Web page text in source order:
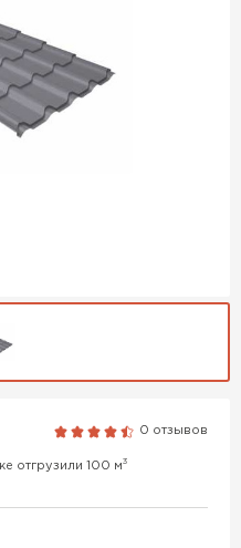
0 отзывов
отгрузили 100 м3